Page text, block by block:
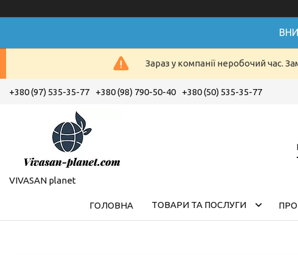
Зараз у компанії неробочий час.
+380 (97) 535-35-77 +380 (98) 790-50-40 +380 (50) 535-35-77
VIVASAN planet
ГОЛОВНА ТОВАРИ ТА ПОСЛУГИ